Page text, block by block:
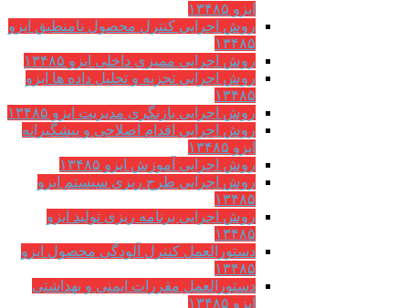
روش اجرایی کنترل محصول نامنطبق ایزو
۱۳۴۸۵
روش اجرایی ممیزی داخلی ایزو ۱۳۴۸۵
روش اجرایی تجزیه و تحلیل داده ها ایزو
۱۳۴۸۵
روش اجرایی بازنگری مدیریت ایزو ۱۳۴۸۵
روش اجرایی اقدام اصلاحی و پیشگیرانه
روش اجرایی آموزش ایزو ۱۳۴۸۵
روش اجرایی طرح ریزی سیستم ایزو
۱۳۴۸۵
روش اجرایی برنامه ریزی تولید ایزو
۱۳۴۸۵
دستورالعمل کنترل آلودگی محصول ایزو
۱۳۴۸۵
دستورالعمل مقررات ایمنی و بهداشتی